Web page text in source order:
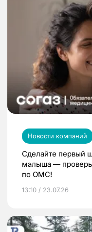
Новости компаний
Сделайте первый
малыша —
по ОМС!
13:10 / 23.07.26